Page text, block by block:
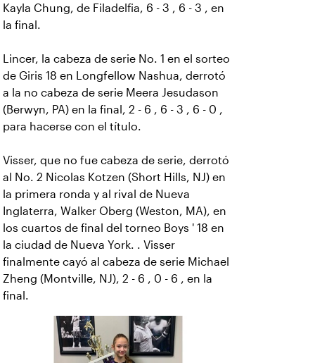
Kayla Chung, de Filadelfia, 6 - 3 , 6 - 3 , en
la final.
Lincer, la cabeza de serie No. 1 en el sorteo
de Giris 18 en Longfellow Nashua, derrotó
a la no cabeza de serie Meera Jesudason
(Berwyn, PA) en la final, 2 - 6 , 6 - 3 , 6 - 0 ,
para hacerse con el título.
Visser, que no fue cabeza de serie, derrotó
al No. 2 Nicolas Kotzen (Short Hills, NJ) en
la primera ronda y al rival de Nueva
Inglaterra, Walker Oberg (Weston, MA), en
los cuartos de final del torneo Boys ' 18 en
la ciudad de Nueva York. . Visser
finalmente cayó al cabeza de serie Michael
Zheng (Montville, NJ), 2 - 6 , 0 - 6 , en la
final.